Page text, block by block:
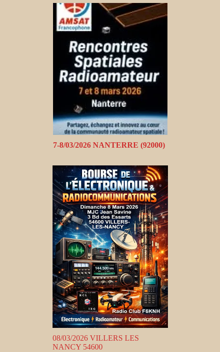
7-8/03/2026 NANTERRE (92000)
08/03/2026 VILLERS LES
NANCY 54600